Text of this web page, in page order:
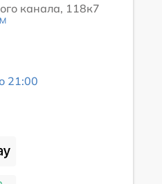
канала, 118к7
21:00